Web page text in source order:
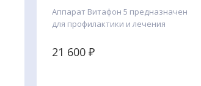
Аппарат Витафон 5 предназначен
для профилактики и лечения
нарушением капиллярного
21 600 ₽